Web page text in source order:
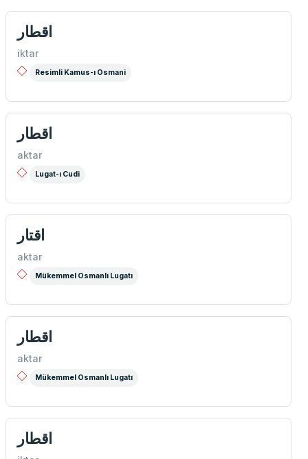
اقطار
iktar
Resimli Kamus-ı Osmani
اقطار
aktar
Lugat-ı Cudi
اقتار
aktar
Mükemmel Osmanlı Lugatı
اقطار
aktar
Mükemmel Osmanlı Lugatı
اقطار